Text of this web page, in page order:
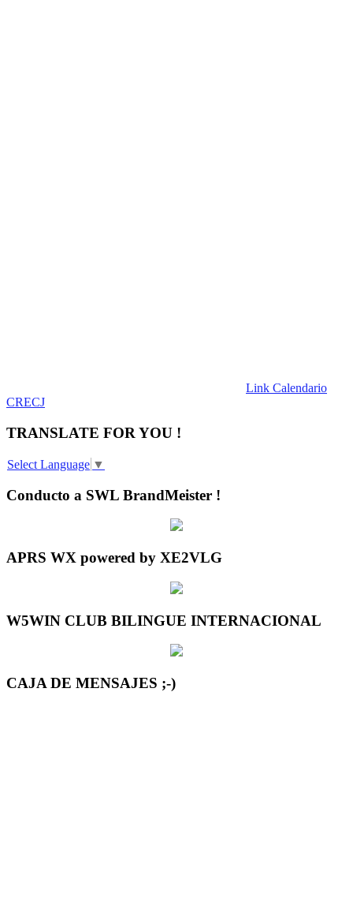
Link Calendario
CRECJ
TRANSLATE FOR YOU !
Select Language ▼
Conducto a SWL BrandMeister !
APRS WX powered by XE2VLG
W5WIN CLUB BILINGUE INTERNACIONAL
CAJA DE MENSAJES ;-)